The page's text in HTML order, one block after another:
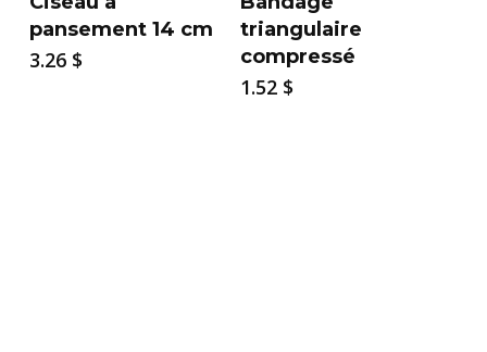
pansement 14 cm
3.26 $
triangulaire
compressé
1.52 $